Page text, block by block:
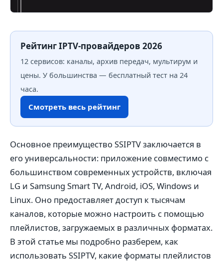
Рейтинг IPTV-провайдеров 2026
12 сервисов: каналы, архив передач, мультирум и
цены. У большинства — бесплатный тест на 24
часа.
Смотреть весь рейтинг
Основное преимущество SSIPTV заключается в
его универсальности: приложение совместимо с
большинством современных устройств, включая
LG и Samsung Smart TV, Android, iOS, Windows и
Linux. Оно предоставляет доступ к тысячам
каналов, которые можно настроить с помощью
плейлистов, загружаемых в различных форматах.
В этой статье мы подробно разберем, как
использовать SSIPTV, какие форматы плейлистов